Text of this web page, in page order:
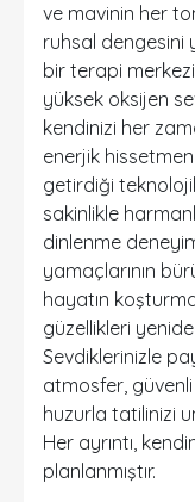
ve mavinin her
ruhsal dengesini
bir terapi
yüksek oksijen
kendinizi her
enerjik
getirdiği
sakinlikle
dinlenme
yamaçlarının
hayatın
güzellikleri
Sevdiklerinizle
atmosfer,
huzurla tatilinizi
Her ayrıntı,
planlanmıştır.